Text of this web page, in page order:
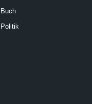
Buch
Politik